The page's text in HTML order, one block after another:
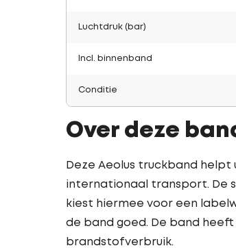
Luchtdruk (bar)
Incl. binnenband
Conditie
Over deze
Deze Aeolus truckband
internationaal transport. De
kiest hiermee voor een
de band goed. De band heeft
brandstofverbruik.